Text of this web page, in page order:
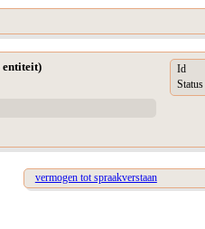
entiteit)
Id
Status
vermogen tot spraakverstaan